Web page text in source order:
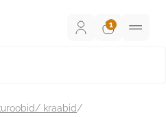
kraabid/